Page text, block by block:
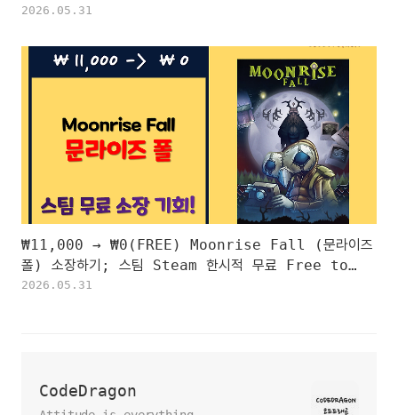
적 무료 Free to Keep
2026.05.31
₩11,000 → ₩0(FREE) Moonrise Fall (문라이즈
폴) 소장하기; 스팀 Steam 한시적 무료 Free to
Keep
2026.05.31
CodeDragon